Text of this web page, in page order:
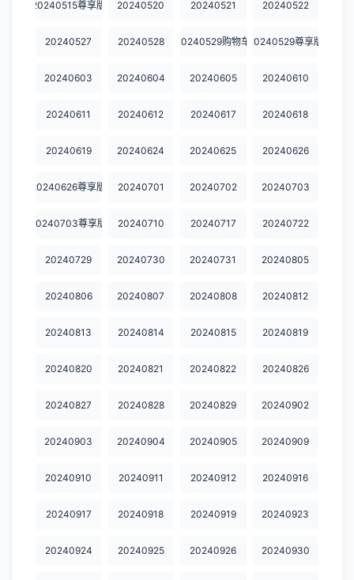
20251013 20251020 20251022 20251027 20251027加更
20251028 20251029 20251101 20251103 20251103加更
20251104 20251105 20251110 20251110加更 20251111
20251117
20251230 20260413 20260415 20260420 20260422
20260427 20260427加更 20260428 20260504 20260505
20260506 20260511 20260511加更 20260512 20260513
20240515尊享版 20240520 20240521 20240522
20240527 20240528 20240529购物车 20240529尊享版
20240603 20240604 20240605 20240610
20240611 20240612 20240617 20240618
20240619 20240624 20240625 20240626
20240626尊享版 20240701 20240702 20240703
20240703尊享版 20240710 20240717 20240722
20240729 20240730 20240731 20240805
20240806 20240807 20240808 20240812
20240813 20240814 20240815 20240819
20240820 20240821 20240822 20240826
20240827 20240828 20240829 20240902
20240903 20240904 20240905 20240909
20240910 20240911 20240912 20240916
20240917 20240918 20240919 20240923
20240924 20240925 20240926 20240930